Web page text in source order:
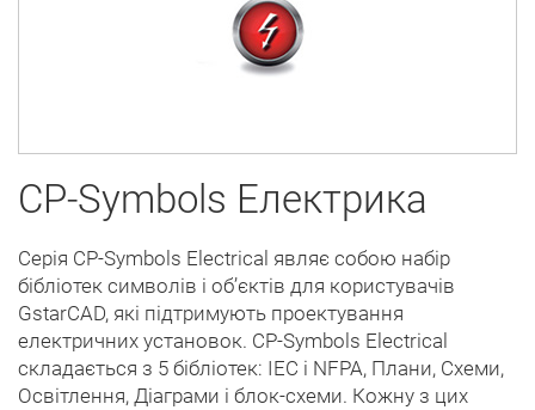
CP-Symbols Електрика
Серія CP-Symbols Electrical являє собою набір
бібліотек символів і об’єктів для користувачів
GstarCAD, які підтримують проектування
електричних установок. CP-Symbols Electrical
складається з 5 бібліотек: IEC і NFPA, Плани, Схеми,
Освітлення, Діаграми і блок-схеми. Кожну з цих